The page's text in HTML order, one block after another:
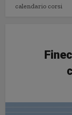
calendario corsi